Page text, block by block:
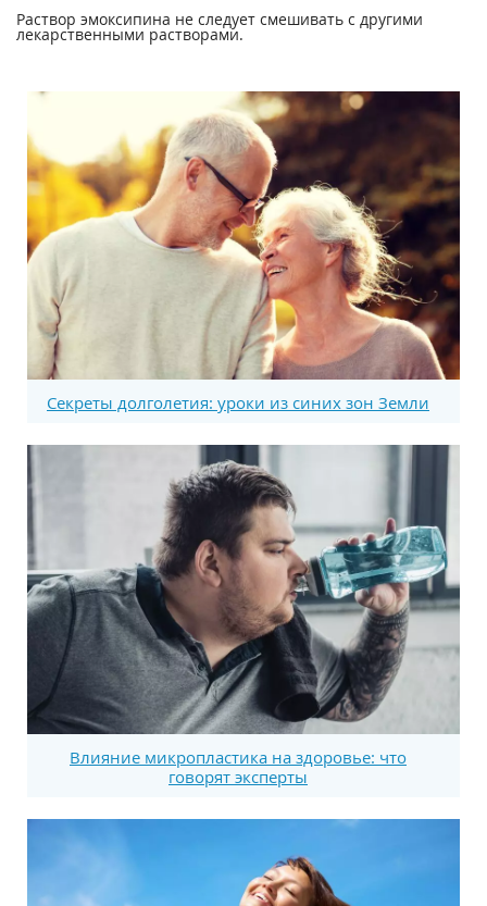
Раствор эмоксипина не следует смешивать с другими
лекарственными растворами.
Секреты долголетия: уроки из синих зон Земли
Влияние микропластика на здоровье: что
говорят эксперты